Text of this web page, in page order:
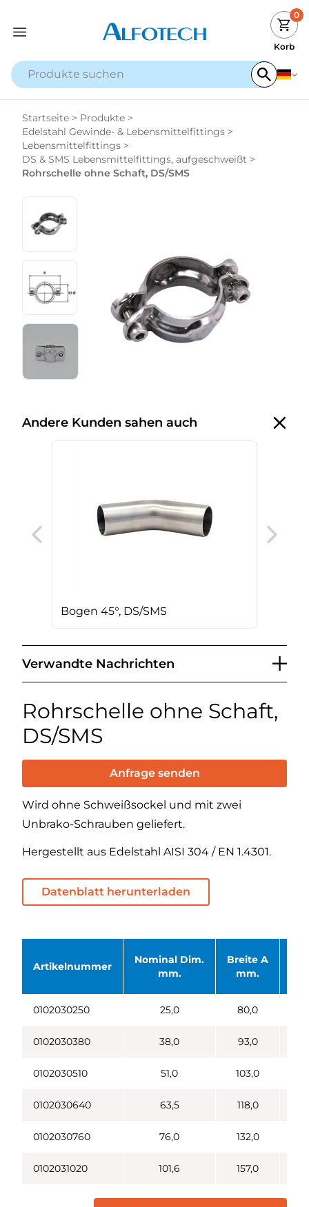
0
Korb
Startseite > Produkte >
Edelstahl Gewinde- & Lebensmittelfittings >
Lebensmittelfittings >
DS & SMS Lebensmittelfittings, aufgeschweißt >
Rohrschelle ohne Schaft, DS/SMS
Andere Kunden sahen auch
Bogen 45°, DS/SMS
Verwandte Nachrichten
Rohrschelle ohne Schaft,
DS/SMS
Anfrage senden
Wird ohne Schweißsockel und mit zwei
Unbrako-Schrauben geliefert.
Hergestellt aus Edelstahl AISI 304 / EN 1.4301.
Datenblatt herunterladen
Artikelnummer
Nominal Dim.
mm.
Breite A
mm.
0102030250 25,0 80,0
0102030380 38,0 93,0
0102030510 51,0 103,0
0102030640 63,5 118,0
0102030760 76,0 132,0
0102031020 101,6 157,0